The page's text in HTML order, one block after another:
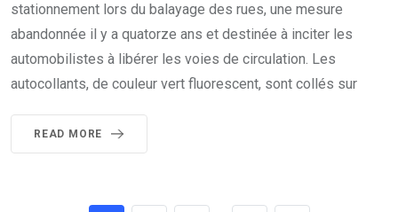
stationnement lors du balayage des rues, une mesure
abandonnée il y a quatorze ans et destinée à inciter les
automobilistes à libérer les voies de circulation. Les
autocollants, de couleur vert fluorescent, sont collés sur
READ MORE